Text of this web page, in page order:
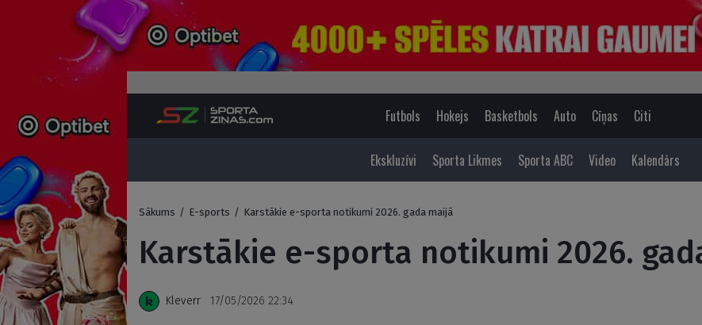
Futbols Hokejs Basketbols Auto Cīņas Citi
Ekskluzīvi Sporta Likmes Sporta ABC Video Kalendārs
Sākums / E-sports / Karstākie e-sporta notikumi 2026. gada maijā
Karstākie e-sporta notikumi 2026.
Kleverr 17/05/2026 22:34